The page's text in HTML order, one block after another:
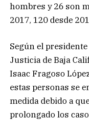
hombres y 26 son
2017, 120 desde
Según el
Justicia de Baja
Isaac Fragoso
estas personas se
medida debido a
prolongado los